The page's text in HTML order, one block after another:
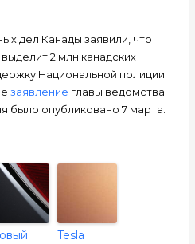
дел Канады заявили, что
2 млн канадских
Национальной полиции
заявление главы ведомства
опубликовано 7 марта.
Tesla